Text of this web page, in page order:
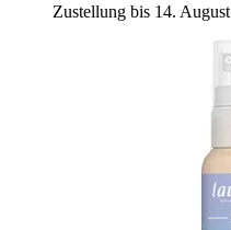
Zustellung bis 14. August